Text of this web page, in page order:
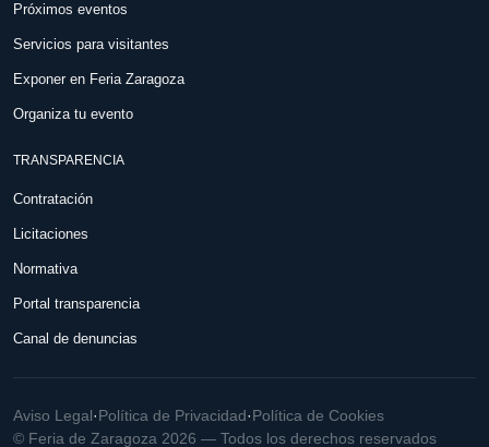
Próximos eventos
Servicios para visitantes
Exponer en Feria Zaragoza
Organiza tu evento
TRANSPARENCIA
Contratación
Licitaciones
Normativa
Portal transparencia
Canal de denuncias
Aviso Legal·Política de Privacidad·Política de Cookies
© Feria de Zaragoza 2026 — Todos los derechos reservados